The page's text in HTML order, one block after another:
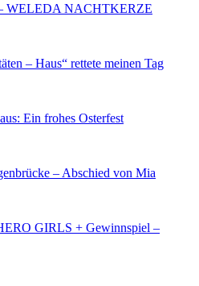
WELEDA NACHTKERZE
– Haus“ rettete meinen Tag
Ein frohes Osterfest
– Abschied von Mia
GIRLS + Gewinnspiel –